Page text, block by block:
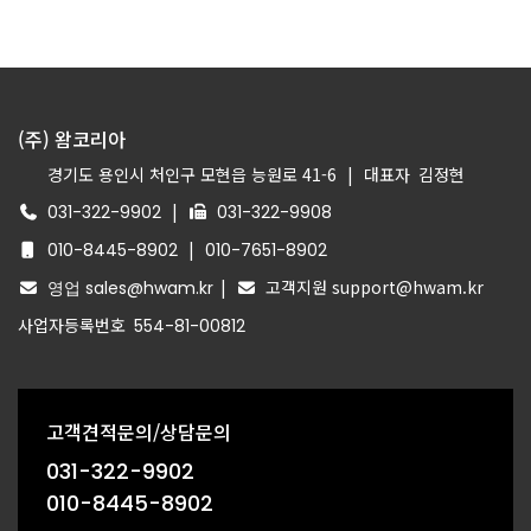
(주) 왐코리아
경기도 용인시 처인구 모현읍 능원로 41-6 | 대표자 김정현
031-322-9902 |
031-322-9908
010-8445-8902 | 010-7651-8902
영업 sales@hwam.kr |
고객지원 support@hwam.kr
사업자등록번호 554-81-00812
고객견적문의/상담문의
031-322-9902
010-8445-8902